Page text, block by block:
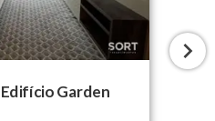
Garden